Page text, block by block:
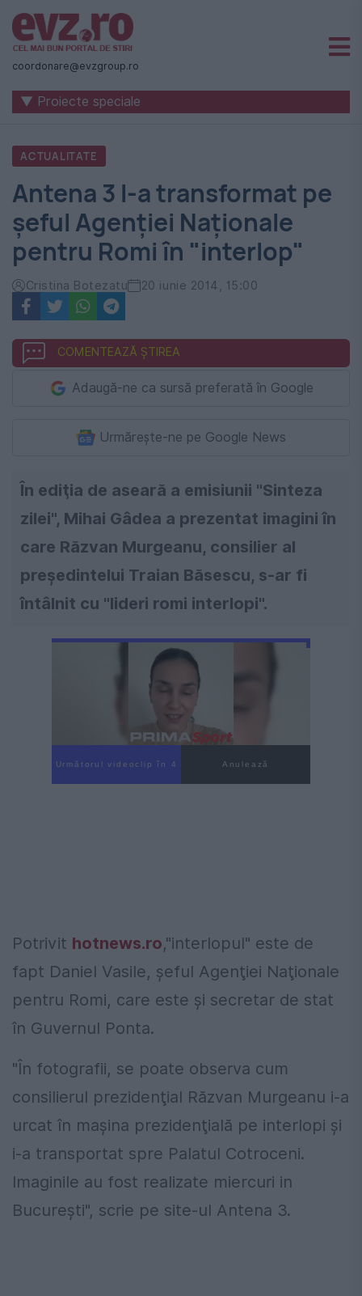
Știri
naționale
internaționale
România
-
Evenimentul
Zilei
coordonare@evzgroup.ro
▼ Proiecte speciale
ACTUALITATE
Antena 3 l-a transformat pe
şeful Agenţiei Naţionale
pentru Romi în "interlop"
Cristina Botezatu 20 iunie 2014, 15:00
COMENTEAZĂ ȘTIREA
Adaugă-ne ca sursă preferată în Google
Urmărește-ne pe Google News
În ediţia de aseară a emisiunii "Sinteza
zilei", Mihai Gâdea a prezentat imagini în
care Răzvan Murgeanu, consilier al
preşedintelui Traian Băsescu, s-ar fi
întâlnit cu "lideri romi interlopi".
Următorul videoclip în 3 Anulează
Potrivit hotnews.ro,"interlopul" este de
fapt Daniel Vasile, şeful Agenţiei Naţionale
pentru Romi, care este şi secretar de stat
în Guvernul Ponta.
"În fotografii, se poate observa cum
consilierul prezidenţial Răzvan Murgeanu i-a
urcat în maşina prezidenţială pe interlopi şi
i-a transportat spre Palatul Cotroceni.
Imaginile au fost realizate miercuri in
Bucureşti", scrie pe site-ul Antena 3.